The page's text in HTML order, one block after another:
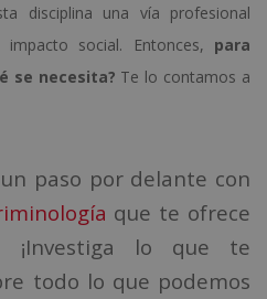
disciplina una vía profesional
social. Entonces, para
se necesita? Te lo contamos a
paso por delante con
que te ofrece
¡Investiga lo que te
todo lo que podemos